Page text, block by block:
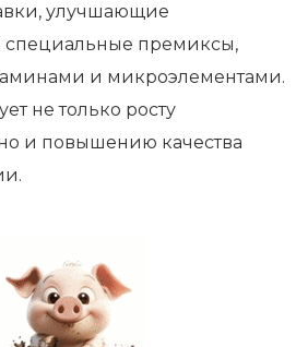
улучшающие
специальные премиксы,
и микроэлементами.
не только росту
и повышению качества